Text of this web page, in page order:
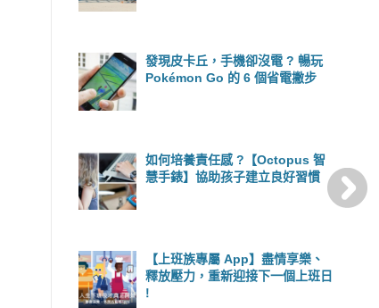
發現皮卡丘，手機卻沒電 ? 暢玩
Pokémon Go 的 6 個省電撇步
如何培養責任感 ?【Octopus 智
慧手錶】協助孩子建立良好習慣
【上班族專屬 App】盡情享樂、
釋放壓力，重新迎接下一個上班日
!